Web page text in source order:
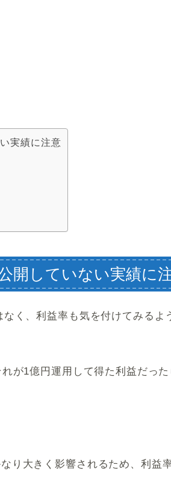
実績に注意
開していない実績に
く、利益率も気を付けてみるよ
が1億円運用して得た利益だっ
り大きく影響されるため、利益